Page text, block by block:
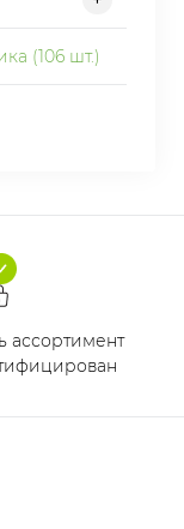
(106 шт.)
ассортимент